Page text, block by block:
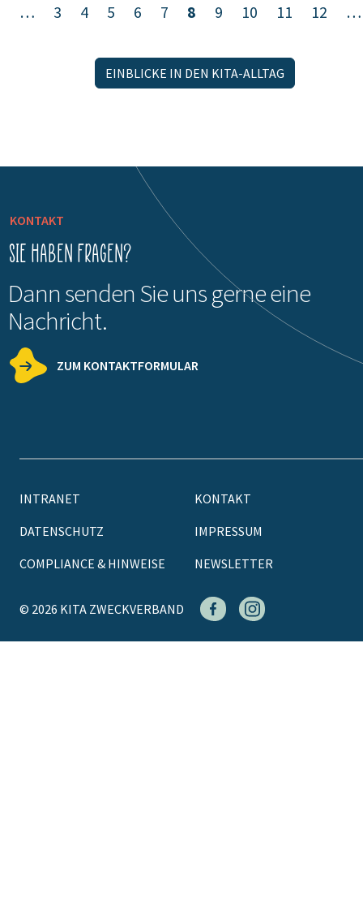
… 3 4 5 6 7 8 9 10 11 12 …
EINBLICKE IN DEN KITA-ALLTAG
KONTAKT
Sie haben Fragen?
Dann senden Sie uns gerne eine
Nachricht.
ZUM KONTAKTFORMULAR
© 2026 KITA ZWECKVERBAND
INTRANET
KONTAKT
DATENSCHUTZ
IMPRESSUM
COMPLIANCE & HINWEISE
NEWSLETTER